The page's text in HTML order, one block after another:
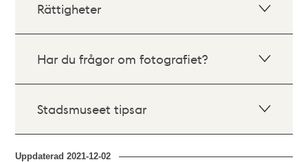
Rättigheter
Har du frågor om fotografiet?
Stadsmuseet tipsar
Uppdaterad2021-12-02